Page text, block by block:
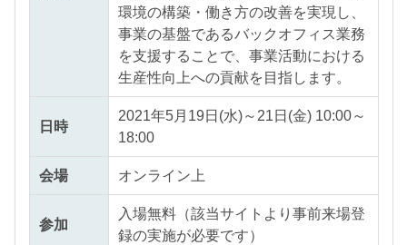
環境の構築・働き方の改善を実現し、
事業の基盤であるバックオフィス業務
を支援することで、事業活動における
生産性向上への貢献を目指します。
日時
2021年5月19日(水)～21日(金) 10:00～
18:00
会場 オンライン上
参加
入場無料（該当サイトより事前来場登
録の実施が必要です）